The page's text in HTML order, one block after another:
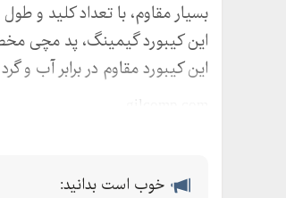
بسیار مقاوم، با تعداد کلید و
این کیبورد گیمینگ، پد مچی
این کیبورد مقاوم در برابر آب و
gilcomp.com
خوب است بدانید: